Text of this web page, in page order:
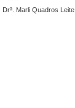
Marli Quadros Leite